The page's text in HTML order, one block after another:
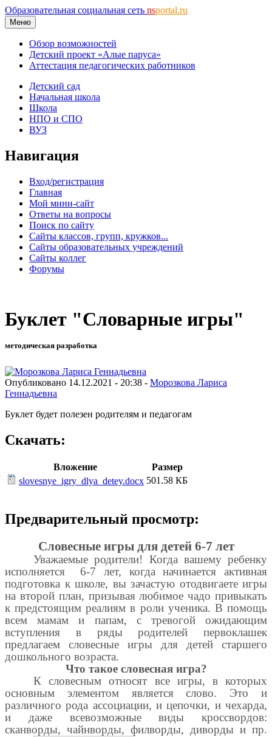
Образовательная социальная сеть nsportal.ru
Меню
Обзор возможностей
Детский проект «Алые паруса»
Аттестация педагогических работников
Детский сад
Начальная школа
Школа
НПО и СПО
ВУЗ
Навигация
Вход/регистрация
Главная
Мой мини-сайт
Ответы на вопросы
Поиск по сайту
Сайты классов, групп, кружков...
Сайты образовательных учреждений
Сайты коллег
Форумы
Буклет "Словарные игры"
методическая разработка
Опубликовано 14.12.2021 - 20:38 - Морозкова Лариса
Геннадьевна
Буклет будет полезен родителям и педагогам
Скачать:
Вложение
Размер
slovesnye_igry_dlya_detey.docx 501.58 КБ
Предварительный просмотр:
Словесные игры для детей 6-7 лет
Уважаемые родители! Когда вашему ребенку
исполняется 6-7 лет, когда начинается активная
подготовка к школе, вы зачастую отодвигаете игры
на второй план, призывая любимое чадо привыкать
к предстоящим реалиям в роли ученика. В помощь
всем мамам и папам, с тревогой ожидающим
вступления в ряды родителей первоклашек
предлагаем словесные игры для детей старшего
дошкольного возраста.
Что такое словесная игра?
К словесным относят все игры, в которых
основным элементом является слово. Это и
различного рода ассоциации, и цепочки, и чехарда,
и даже всевозможные виды кроссвордов:
сканворды, чайнворды, филворды, диворды и пр.